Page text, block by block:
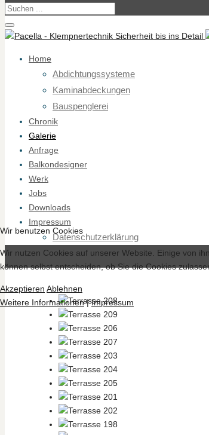
Home
Abdichtungssysteme
Kaminabdeckungen
Bauspenglerei
Chronik
Galerie
Anfrage
Balkondesigner
Werk
Jobs
Downloads
Impressum
Datenschutzerklärung
Wir benutzen Cookies
Wir nutzen Cookies auf unserer Website. Einige von
können selbst entscheiden, ob Sie die Cookies
Akzeptieren Ablehnen
Weitere Informationen|Impressum